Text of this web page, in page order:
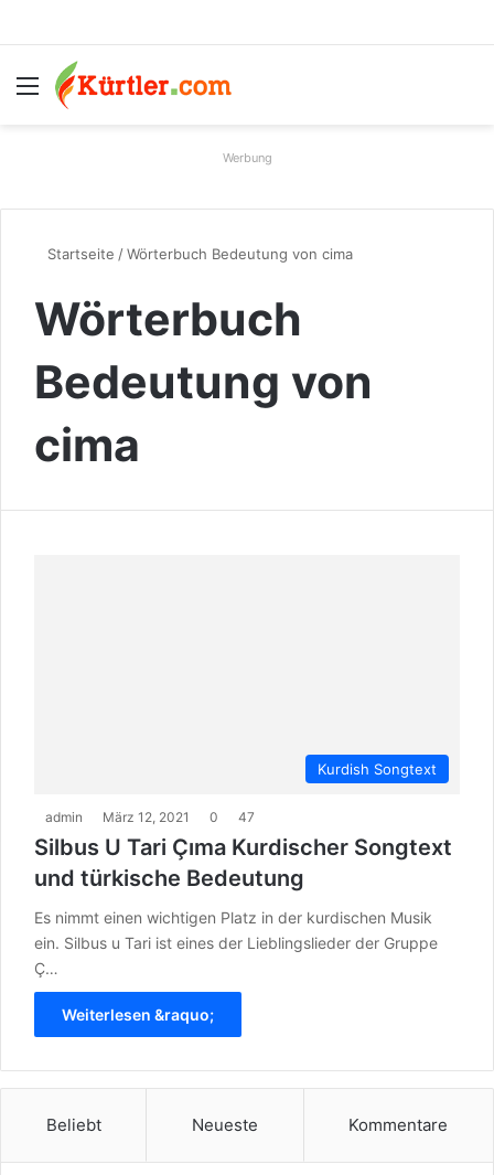
Menü
Werbung
Startseite /Wörterbuch Bedeutung von cima
Wörterbuch
Bedeutung von
cima
Kurdish Songtext
admin März 12, 2021 0 47
Silbus U Tari Çıma Kurdischer Songtext
und türkische Bedeutung
Es nimmt einen wichtigen Platz in der kurdischen Musik
ein. Silbus u Tari ist eines der Lieblingslieder der Gruppe
Ç…
Weiterlesen &raquo;
Beliebt Neueste Kommentare